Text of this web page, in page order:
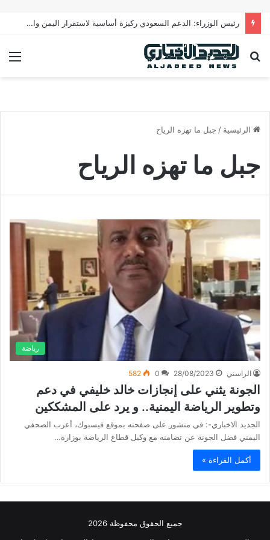
رئيس الوزراء: الدعم السعودي ركيزة أساسية لاستقرار اليمن واستمرار الخدمات
بحث
الرئيسية / جبل ما تهزه الرياح
جبل ما تهزه الرياح
رياضة
الراسني 28/08/2023
0
582
الجونة يثني على إنجازات خالد خليفي في دعم
وتطوير الرياضة اليمنية.. و يرد على المشككين
الجديد الاخباري-: في منشور على صفحته بموقع فيسبوك، أعرب الصحفي
اليمني فضل الجونة عن تضامنه مع وكيل قطاع الرياضة بوزارة…
أكمل القراءة »
جميع الحقوق محفوظة 2026